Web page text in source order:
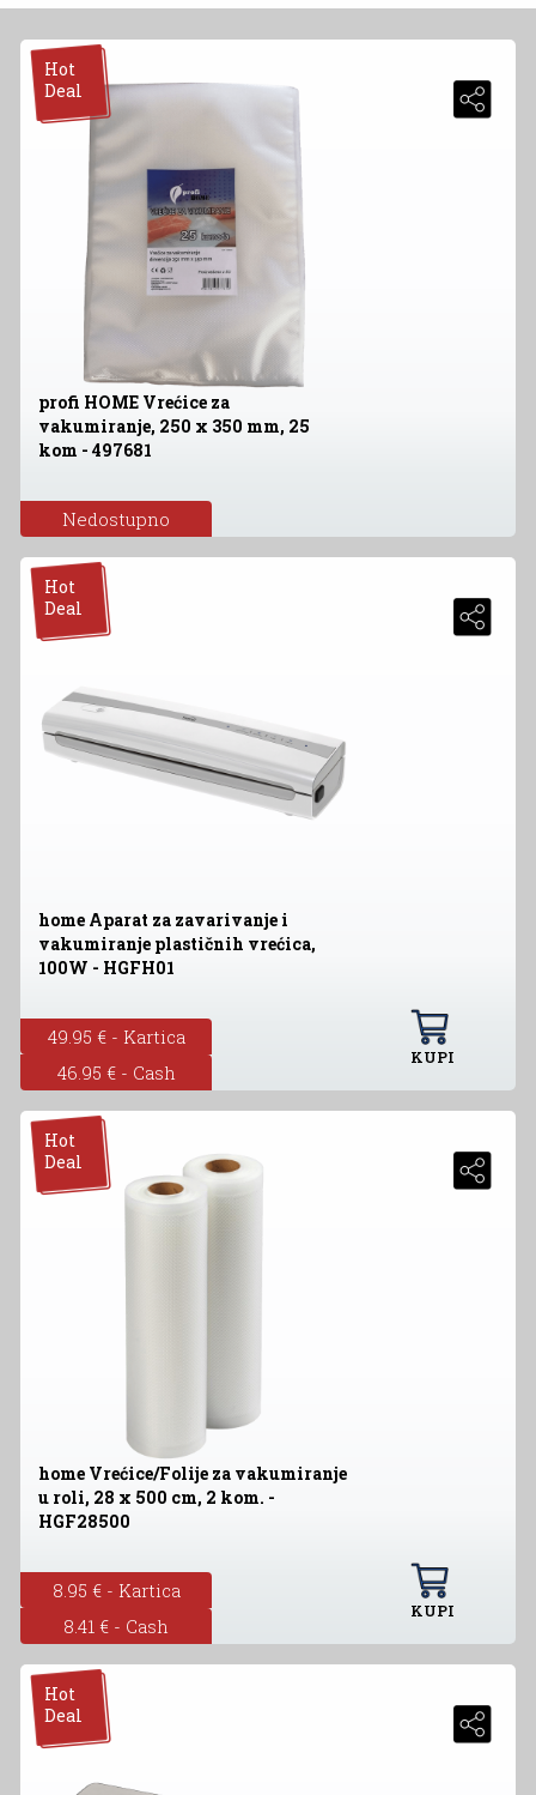
Hot
Deal
profi HOME Vrećice za
vakumiranje, 250 x 350 mm, 25
kom - 497681
Nedostupno
Hot
Deal
home Aparat za zavarivanje i
vakumiranje plastičnih vrećica,
100W - HGFH01
49.95 € - Kartica
46.95 € - Cash
KUPI
Hot
Deal
home Vrećice/Folije za vakumiranje
u roli, 28 x 500 cm, 2 kom. -
HGF28500
8.95 € - Kartica
8.41 € - Cash
KUPI
Hot
Deal